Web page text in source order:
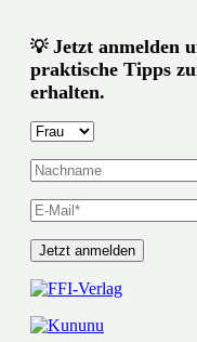
💡Jetzt anmelden
praktische Tipps
erhalten.